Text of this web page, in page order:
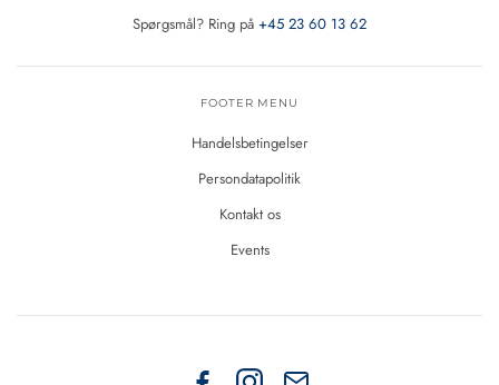
Spørgsmål? Ring på +45 23 60 13 62
FOOTER MENU
Handelsbetingelser
Persondatapolitik
Kontakt os
Events